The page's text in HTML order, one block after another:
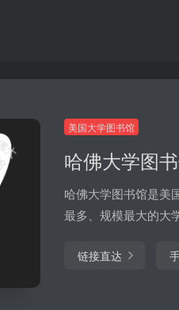
美国大学图书馆
哈佛大学图
哈佛大学图书馆是美
最多、规模最大的大
链接直达